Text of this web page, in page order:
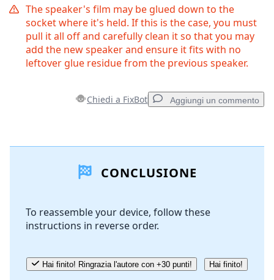
The speaker's film may be glued down to the
socket where it's held. If this is the case, you must
pull it all off and carefully clean it so that you may
add the new speaker and ensure it fits with no
leftover glue residue from the previous speaker.
Chiedi a FixBot Aggiungi un commento
Aggiungi Commento
Annulla
CONCLUSIONE
To reassemble your device, follow these
instructions in reverse order.
Hai finito! Ringrazia l'autore con +30 punti! Hai finito!